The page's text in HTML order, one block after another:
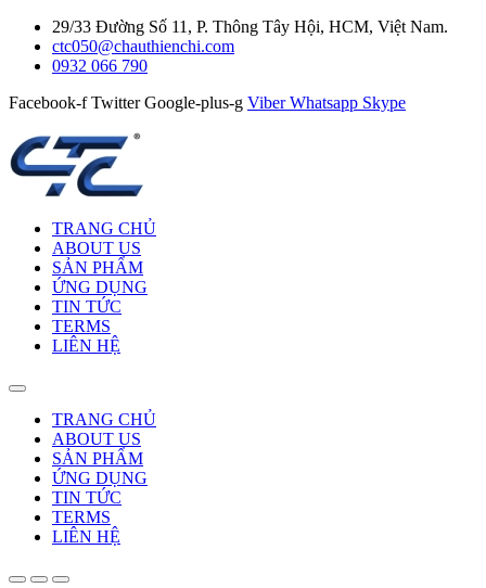
29/33 Đường Số 11, P. Thông Tây Hội, HCM, Việt Nam.
ctc050@chauthienchi.com
0932 066 790
Facebook-f Twitter Google-plus-g Viber Whatsapp Skype
TRANG CHỦ
ABOUT US
SẢN PHẨM
ỨNG DỤNG
TIN TỨC
TERMS
LIÊN HỆ
TRANG CHỦ
ABOUT US
SẢN PHẨM
ỨNG DỤNG
TIN TỨC
TERMS
LIÊN HỆ